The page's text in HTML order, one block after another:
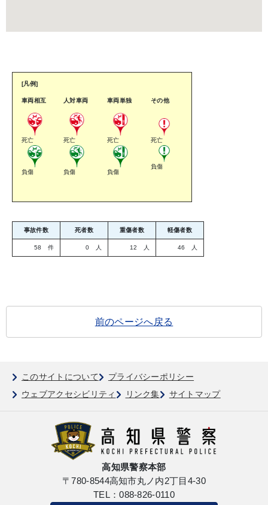
[凡例]
車両相互 人対車両 車両単独 その他
死亡
負傷
死亡
負傷
死亡
負傷
死亡
負傷
事故件数 死者数 重傷者数 軽傷者数
58 件 0 人 12 人 46 人
前のページへ戻る
このサイトについて
プライバシーポリシー
ウェブアクセシビリティ
リンク集 サイトマップ
高知県警察本部
〒780-8544高知市丸ノ内2丁目4-30
TEL：088-826-0110